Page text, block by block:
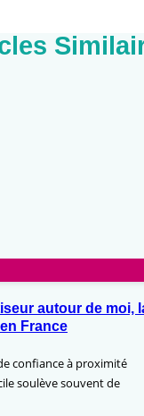
autour de moi,
France
confiance à proximité
soulève souvent de